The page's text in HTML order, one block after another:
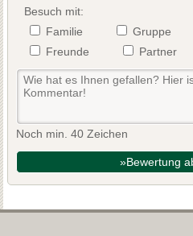
Besuch mit:
Familie
Gruppe
Freunde
Partner
Noch min. 40 Zeichen
»Bewertung